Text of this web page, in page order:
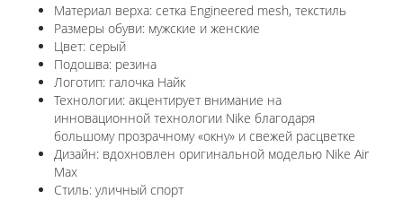
Материал верха: сетка Engineered mesh, текстиль
Размеры обуви: мужские и женские
Цвет: серый
Подошва: резина
Логотип: галочка Найк
Технологии: акцентирует внимание на
инновационной технологии Nike благодаря
большому прозрачному «окну» и свежей расцветке
Дизайн: вдохновлен оригинальной моделью Nike Air
Max
Стиль: уличный спорт